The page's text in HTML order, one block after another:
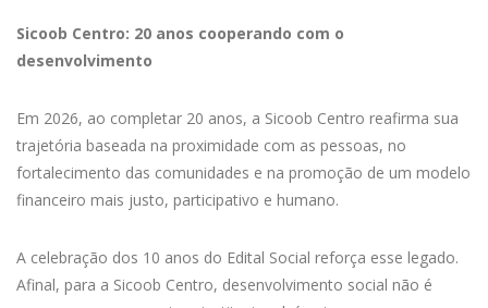
Sicoob Centro: 20 anos cooperando com o
desenvolvimento
Em 2026, ao completar 20 anos, a Sicoob Centro reafirma sua
trajetória baseada na proximidade com as pessoas, no
fortalecimento das comunidades e na promoção de um modelo
financeiro mais justo, participativo e humano.
A celebração dos 10 anos do Edital Social reforça esse legado.
Afinal, para a Sicoob Centro, desenvolvimento social não é